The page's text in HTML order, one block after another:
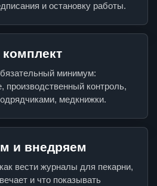
и остановку работы.
минимум:
производственный контроль,
медкнижки.
и внедряем
вести журналы для пекарни,
и что показывать